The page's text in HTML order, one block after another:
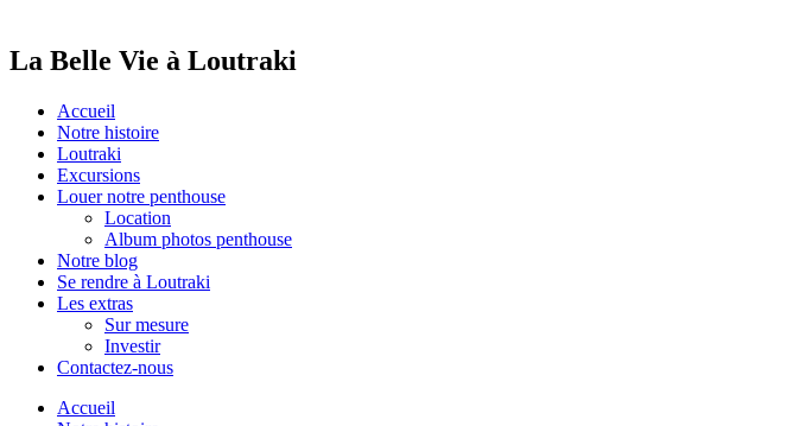
La Belle Vie à Loutraki
Accueil
Notre histoire
Loutraki
Excursions
Louer notre penthouse
Location
Album photos penthouse
Notre blog
Se rendre à Loutraki
Les extras
Sur mesure
Investir
Contactez-nous
Accueil